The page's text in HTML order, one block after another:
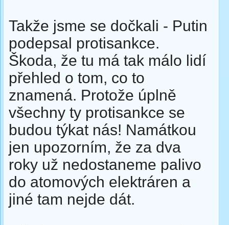
Takže jsme se dočkali - Putin
podepsal protisankce.
Škoda, že tu má tak málo lidí
přehled o tom, co to
znamená. Protože úplně
všechny ty protisankce se
budou týkat nás! Namátkou
jen upozorním, že za dva
roky už nedostaneme palivo
do atomových elektráren a
jiné tam nejde dát.